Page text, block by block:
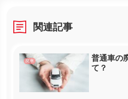
関連記事
廃車
普通車の
て？